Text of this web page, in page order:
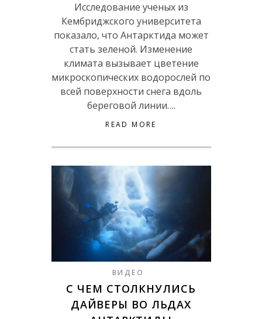
Исследование ученых из
Кембриджского университета
показало, что Антарктида может
стать зеленой. Изменение
климата вызывает цветение
микроскопических водорослей по
всей поверхности снега вдоль
береговой линии….
READ MORE
ВИДЕО
С ЧЕМ СТОЛКНУЛИСЬ
ДАЙВЕРЫ ВО ЛЬДАХ